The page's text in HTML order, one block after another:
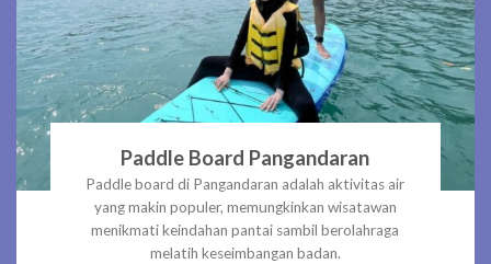
Paddle Board Pangandaran
Paddle board di Pangandaran adalah aktivitas air
yang makin populer, memungkinkan wisatawan
menikmati keindahan pantai sambil berolahraga
melatih keseimbangan badan.